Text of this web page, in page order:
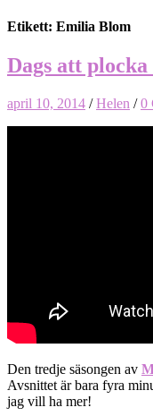
Etikett: Emilia Blom
Dags att
april 10, 2014 /Helen /0
Den tredje säsongen av
Avsnittet är bara fyra
jag vill ha mer!